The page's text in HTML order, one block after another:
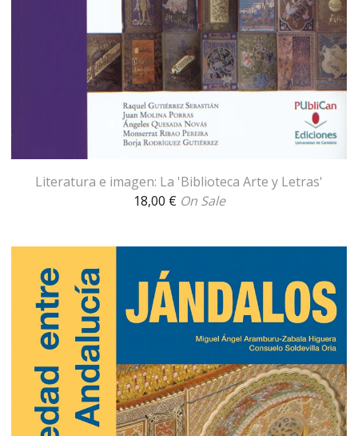
Literatura e imagen: La 'Biblioteca Arte y Letras'
18,00 € On Sale